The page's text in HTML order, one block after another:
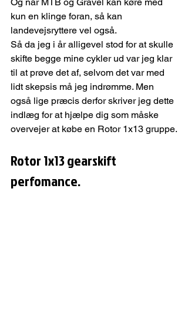
kun en klinge foran, så kan
landevejsryttere vel også.
Så da jeg i år alligevel stod for at skulle
skifte begge mine cykler ud var jeg klar
til at prøve det af, selvom det var med
lidt skepsis må jeg indrømme. Men
også lige præcis derfor skriver jeg dette
indlæg for at hjælpe dig som måske
overvejer at købe en Rotor 1x13 gruppe.
Rotor 1x13 gearskift
perfomance.